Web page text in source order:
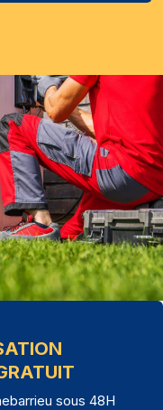
sous 48H